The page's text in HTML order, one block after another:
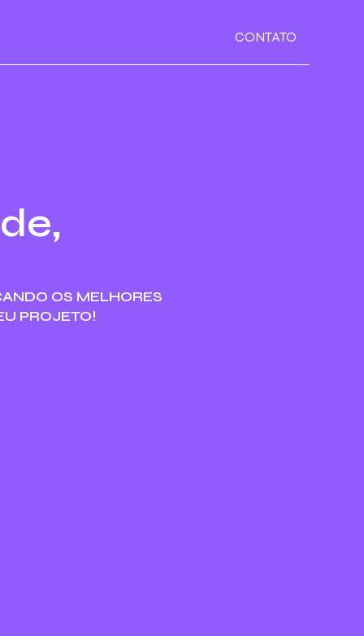
CONTATO
OS MELHORES
PROJETO!